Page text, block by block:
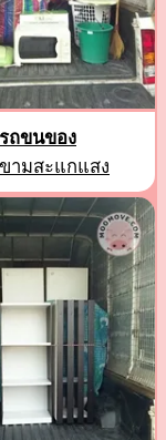
รถขนของ
ามสะแกแสง